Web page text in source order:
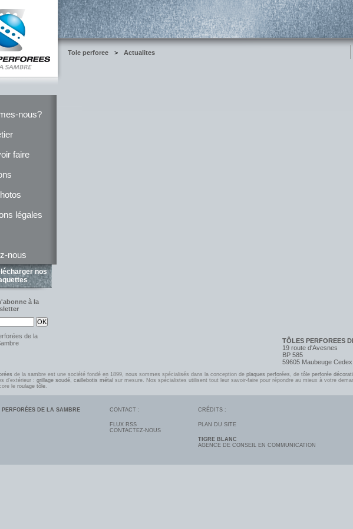
Tole perforee > Actualites
nous?
faire
légales
nous
nos
à la
de la
TÔLES PERFOREES
19 route d'Avesnes
BP 585
59605 Maubeuge Cedex
de la sambre est une société fondé en 1899, nous sommes spécialisés dans la conception de plaques perforées , de tôle perforée
d’extérieur : grillage soudé, caillebotis métal sur mesure. Nos spécialistes utilisent tout leur savoir-faire pour répondre au mieux à votre
le roulage tôle.
PERFORÉES DE LA SAMBRE CONTACT :
FLUX RSS
CONTACTEZ-NOUS
CRÉDITS :
PLAN DU SITE
TIGRE BLANC
AGENCE DE CONSEIL EN COMMUNICATION